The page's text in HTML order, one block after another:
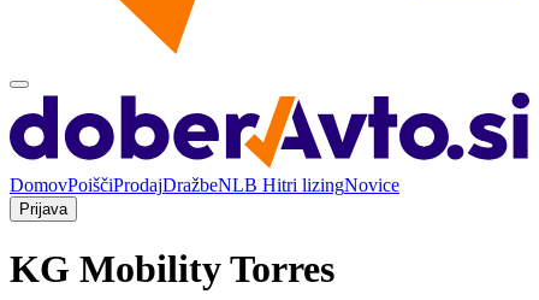
DomovPoiščiProdajDražbeNLB Hitri lizingNovice
Prijava
KG Mobility Torres